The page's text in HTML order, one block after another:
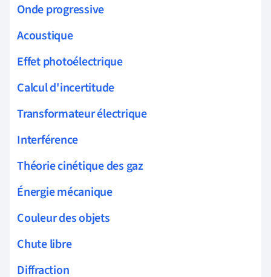
Onde progressive
Acoustique
Effet photoélectrique
Calcul d'incertitude
Transformateur électrique
Interférence
Théorie cinétique des gaz
Énergie mécanique
Couleur des objets
Chute libre
Diffraction